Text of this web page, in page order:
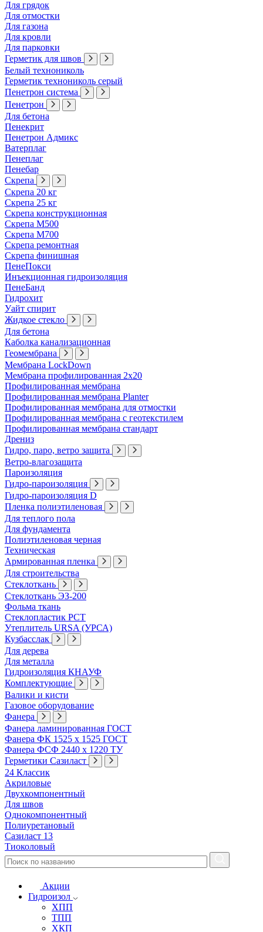
Для грядок
Для отмостки
Для газона
Для кровли
Для парковки
Герметик для швов
Белый технониколь
Герметик технониколь серый
Пенетрон система
Пенетрон
Для бетона
Пенекрит
Пенетрон Адмикс
Ватерплаг
Пенеплаг
Пенебар
Скрепа
Скрепа 20 кг
Скрепа 25 кг
Скрепа конструкционная
Скрепа М500
Скрепа М700
Скрепа ремонтная
Скрепа финишная
ПенеПокси
Инъекционная гидроизоляция
ПенеБанд
Гидрохит
Уайт спирит
Жидкое стекло
Для бетона
Каболка канализационная
Геомембрана
Мембрана LockDown
Мембрана профилированная 2х20
Профилированная мембрана
Профилированная мембрана Planter
Профилированная мембрана для отмостки
Профилированная мембрана с геотекстилем
Профилированная мембрана стандарт
Дрениз
Гидро, паро, ветро защита
Ветро-влагозащита
Пароизоляция
Гидро-пароизоляция
Гидро-пароизоляция D
Пленка полиэтиленовая
Для теплого пола
Для фундамента
Полиэтиленовая черная
Техническая
Армированная пленка
Для строительства
Стеклоткань
Стеклоткань ЭЗ-200
Фольма ткань
Стеклопластик РСТ
Утеплитель URSA (УРСА)
Кузбасслак
Для дерева
Для металла
Гидроизоляция КНАУФ
Комплектующие
Валики и кисти
Газовое оборудование
Фанера
Фанера ламинированная ГОСТ
Фанера ФК 1525 х 1525 ГОСТ
Фанера ФСФ 2440 х 1220 ТУ
Герметики Сазиласт
24 Классик
Акриловые
Двухкомпонентный
Для швов
Однокомпонентный
Полиуретановый
Сазиласт 13
Тиоколовый
Акции
Гидроизол
ХПП
ТПП
ХКП